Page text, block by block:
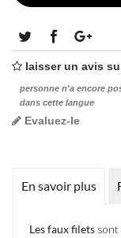
laisser un avis
personne n'a encore
dans cette langue
Evaluez-le
En savoir plus
Les faux filets sont